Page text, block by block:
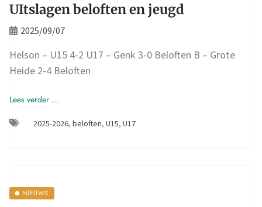
UItslagen beloften en jeugd
2025/09/07
Helson – U15 4-2 U17 – Genk 3-0 Beloften B – Grote
Heide 2-4 Beloften
Lees verder ...
2025-2026, beloften, U15, U17
NIEUWS